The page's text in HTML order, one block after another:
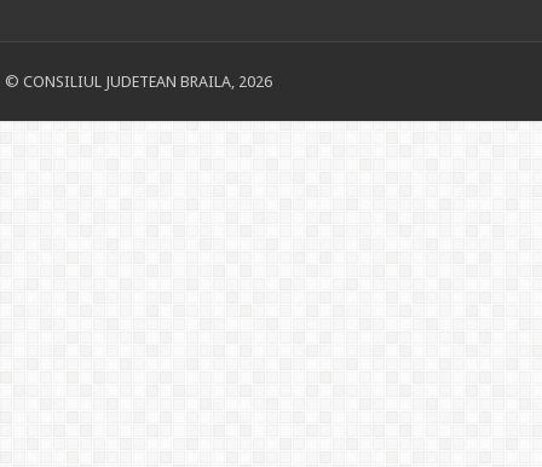
© CONSILIUL JUDETEAN BRAILA, 2026